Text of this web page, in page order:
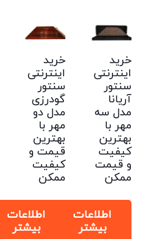
خرید
اینترنتی
سنتور
آریانا
مدل سه
مهر با
بهترین
کیفیت
و قیمت
ممکن
اطلاعات
بیشتر
خرید
اینترنتی
سنتور
گودرزی
مدل دو
مهر با
بهترین
قیمت و
کیفیت
ممکن
اطلاعات
بیشتر